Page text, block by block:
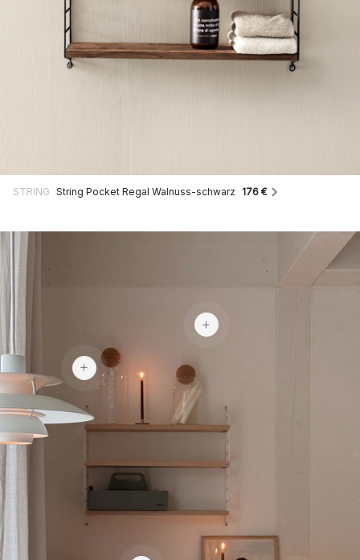
STRING String Pocket Regal Walnuss-schwarz 176 €
159 €